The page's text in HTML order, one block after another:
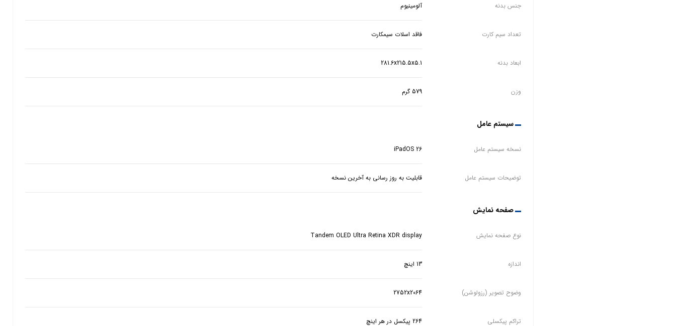
جنس بدنه آلومینیوم
تعداد سیم کارت فاقد اسلات سیمکارت
ابعاد بدنه 281.6x215.5x5.1
وزن 579 گرم
سیستم عامل
نسخه سیستم عامل iPadOS 26
توضیحات سیستم عامل قابلیت به روز رسانی به آخرین نسخه
صفحه نمایش
نوع صفحه نمایش Tandem OLED Ultra Retina XDR display
اندازه 13 اینچ
وضوح تصویر (رزولوشن) 2752x2064
تراکم پیکسلی 264 پیکسل در هر اینچ